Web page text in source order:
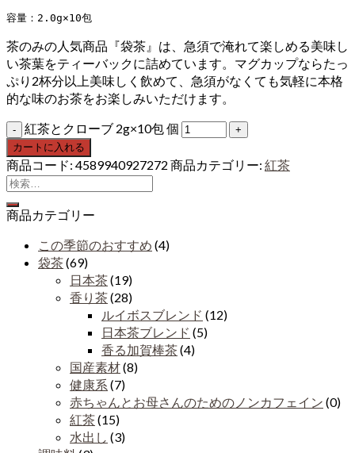
容量：2.0g×10包
茶のみの人気商品『袋茶』は、急須で淹れて楽しめる美味し
い茶葉をティーバックに詰めています。マグカップならたっ
ぷり2杯分以上美味しく飲めて、急須がなくても気軽に本格
的な味のお茶をお楽しみいただけます。
紅茶とクローブ 2g×10包 個
カートに入れる
商品コード: 4589940927272 商品カテゴリー: 紅茶
商品カテゴリー
この季節のおすすめ (4)
袋茶(69)
日本茶(19)
香り茶(28)
ルイボスブレンド (12)
日本茶ブレンド (5)
香る加賀棒茶(4)
国産素材(8)
健康系 (7)
赤ちゃんとお母さんのためのノンカフェイン (0)
紅茶(15)
水出し (3)